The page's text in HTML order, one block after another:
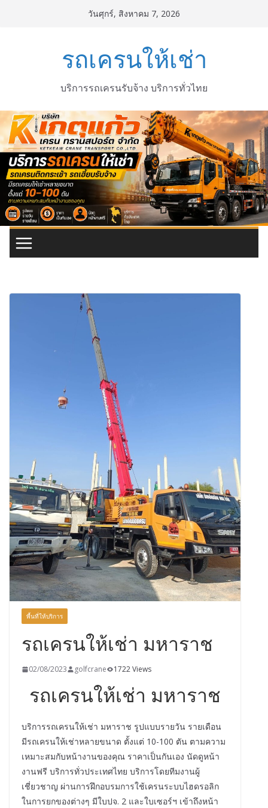
วันศุกร์, สิงหาคม 7, 2026
รถเครนให้เช่า
บริการรถเครนรับจ้าง บริการทั่วไทย
พื้นที่ให้บริการ
รถเครนให้เช่า มหาราช
02/08/2023 golfcrane 1722 Views
รถเครนให้เช่า มหาราช
บริการรถเครนให้เช่า มหาราช รูปแบบรายวัน รายเดือน
มีรถเครนให้เช่าหลายขนาด ตั้งแต่ 10-100 ตัน ตามความ
เหมาะสมกับหน้างานของคุณ ราคาเป็นกันเอง นัดดูหน้า
งานฟรี บริการทั่วประเทศไทย บริการโดยทีมงานผู้
เชี่ยวชาญ ผ่านการฝึกอบรมการใช้เครนระบบไฮดรอลิก
ในการยกของต่างๆ มีใบปจ. 2 และใบเซอร์ฯ เข้าถึงหน้า